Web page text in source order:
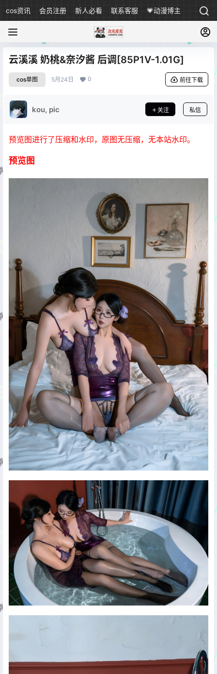
cos资讯 会员注册 新人必看 联系客服 💗动漫博主
云溪溪 奶桃&奈汐酱 后调[85P1V-1.01G]
cos单图 5月24日 0 前往下载
kou, pic 关注 私信
预览图进行了压缩和水印，原图无压缩，无本站水印。
预览图